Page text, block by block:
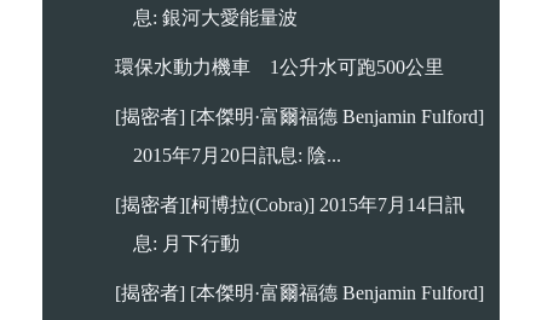
息: 銀河大愛能量波
環保水動力機車 1公升水可跑500公里
[揭密者] [本傑明·富爾福德 Benjamin Fulford]
2015年7月20日訊息: 陰...
[揭密者][柯博拉(Cobra)] 2015年7月14日訊
息: 月下行動
[揭密者] [本傑明·富爾福德 Benjamin Fulford]